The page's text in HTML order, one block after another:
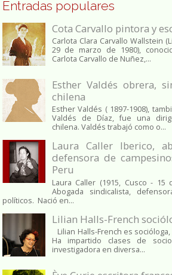
Entradas populares
Cota Carvallo pintora y
Carlota Clara Carvallo Wallstein
29 de marzo de 1980),
Carlota Carvallo de Nuñez,...
Esther Valdés obrera,
chilena
Esther Valdés ( 1897-1908),
Valdés de Díaz, fue una
chilena. Valdés trabajó como o...
Laura Caller Iberico,
defensora de
Peru
Laura Caller (1915, Cusco - 15
Abogada sindicalista,
políticos. Nació en...
Lilian Halls-French
Lilian Halls-French es
Ha impartido clases de
investigadora en diversa...